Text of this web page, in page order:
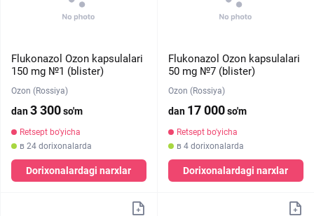
Flukonazol Ozon kapsulalari
150 mg №1 (blister)
Ozon (Rossiya)
dan3 300so'm
Retsept bo'yicha
в 24 dorixonalarda
Dorixonalardagi narxlar
Flukonazol Ozon kapsulalari
50 mg №7 (blister)
Ozon (Rossiya)
dan 17 000so'm
Retsept bo'yicha
в 4 dorixonalarda
Dorixonalardagi narxlar